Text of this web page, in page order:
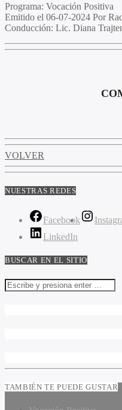
Programa: Vocación Positiva
Emitido el 06-07-2024 Por
Conducción: Lic. Diana
VOLVER
NUESTRAS REDES
Facebook
LinkedIn
BUSCAR EN EL SITIO
TAMBIÉN TE PUEDE GUSTAR